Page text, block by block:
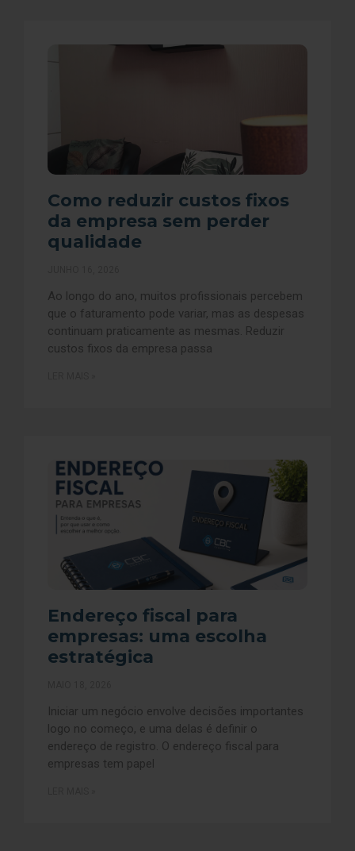
Como reduzir custos fixos
da empresa sem perder
qualidade
Ao longo do ano, muitos profissionais percebem
que o faturamento pode variar, mas as despesas
continuam praticamente as mesmas. Reduzir
custos fixos da empresa passa
Endereço fiscal para
empresas: uma escolha
estratégica
Iniciar um negócio envolve decisões importantes
logo no começo, e uma delas é definir o
endereço de registro. O endereço fiscal para
empresas tem papel